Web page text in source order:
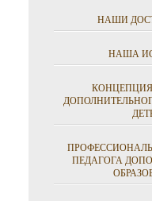
НАШИ
НАША
КОНЦЕПЦИЯ
ПЕДАГОГА